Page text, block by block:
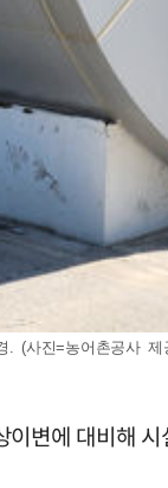
(사진=농어촌공사 제
변에 대비해